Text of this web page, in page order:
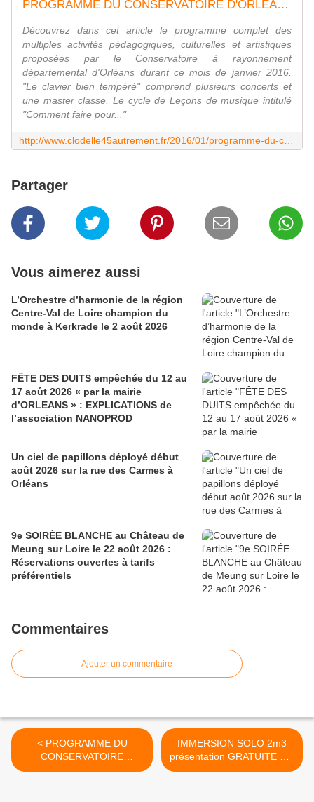
PROGRAMME DU CONSERVATOIRE D'ORLEANS activités pédagogiques culturelles artistiques JANVIER 2016 - VIVRE AUTREMENT VOS LOISIRS avec Clodelle
Découvrez dans cet article le programme complet des
multiples activités pédagogiques, culturelles et artistiques
proposées par le Conservatoire à rayonnement
départemental d'Orléans durant ce mois de janvier 2016.
"Le clavier bien tempéré" comprend plusieurs concerts et
une master classe. Le cycle de Leçons de musique intitulé
"Comment faire pour..."
Partager
Vous aimerez aussi
L’Orchestre d’harmonie de la région
Centre-Val de Loire champion du
monde à Kerkrade le 2 août 2026
FÊTE DES DUITS empêchée du 12 au
17 août 2026 « par la mairie
d’ORLEANS » : EXPLICATIONS de
l’association NANOPROD
Un ciel de papillons déployé début
août 2026 sur la rue des Carmes à
Orléans
9e SOIRÉE BLANCHE au Château de
Meung sur Loire le 22 août 2026 :
Réservations ouvertes à tarifs
préférentiels
Commentaires
Ajouter un commentaire
< PROGRAMME DU
CONSERVATOIRE
D'ORLEANS activités
IMMERSION SOLO 2m3
présentation GRATUITE Cie
éponyme 29 janvier CCN